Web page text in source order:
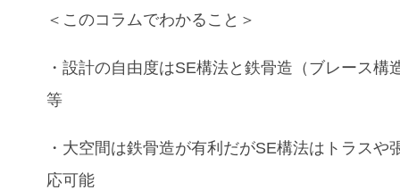
＜このコラムでわかること＞
・設計の自由度はSE構法と鉄骨造 （ブレース構
等
・ 大空間は鉄骨造が有利だがSE構法は トラスや
応可能